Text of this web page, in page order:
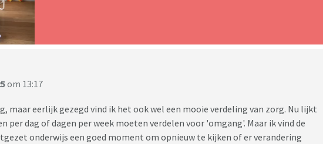
om 13:17
maar eerlijk gezegd vind ik het ook wel een mooie verdeling van zorg. Nu lijkt
per dag of dagen per week moeten verdelen voor 'omgang'. Maar ik vind de
onderwijs een goed moment om opnieuw te kijken of er verandering